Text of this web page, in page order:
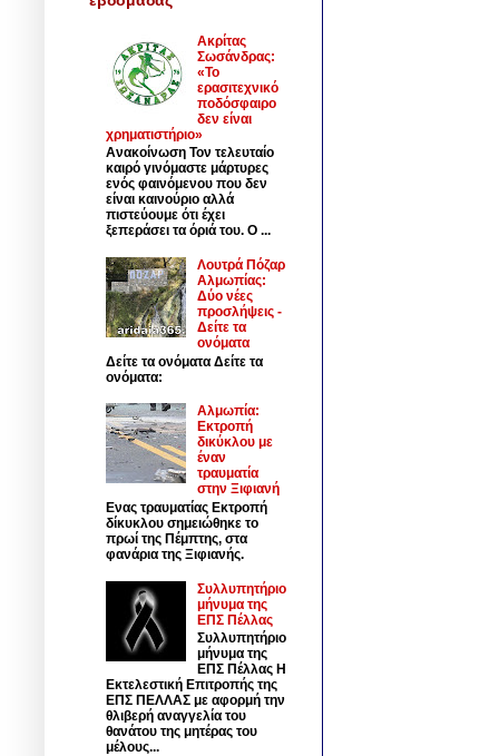
Ακρίτας
Σωσάνδρας:
«Το
ερασιτεχνικό
ποδόσφαιρο
δεν είναι
χρηματιστήριο»
Ανακοίνωση Τον τελευταίο
καιρό γινόμαστε μάρτυρες
ενός φαινόμενου που δεν
είναι καινούριο αλλά
πιστεύουμε ότι έχει
ξεπεράσει τα όριά του. Ο ...
Λουτρά Πόζαρ
Αλμωπίας:
Δύο νέες
προσλήψεις -
Δείτε τα
ονόματα
Δείτε τα ονόματα Δείτε τα
ονόματα:
Αλμωπία:
Εκτροπή
δικύκλου με
έναν
τραυματία
στην Ξιφιανή
Ενας τραυματίας Εκτροπή
δίκυκλου σημειώθηκε το
πρωί της Πέμπτης, στα
φανάρια της Ξιφιανής.
Συλλυπητήριο
μήνυμα της
ΕΠΣ Πέλλας
Συλλυπητήριο
μήνυμα της
ΕΠΣ Πέλλας Η
Εκτελεστική Επιτροπής της
ΕΠΣ ΠΕΛΛΑΣ με αφορμή την
θλιβερή αναγγελία του
θανάτου της μητέρας του
μέλους...